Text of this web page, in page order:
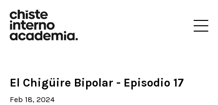
El Chigüire Bipolar - Episodio 17
Feb 18, 2024